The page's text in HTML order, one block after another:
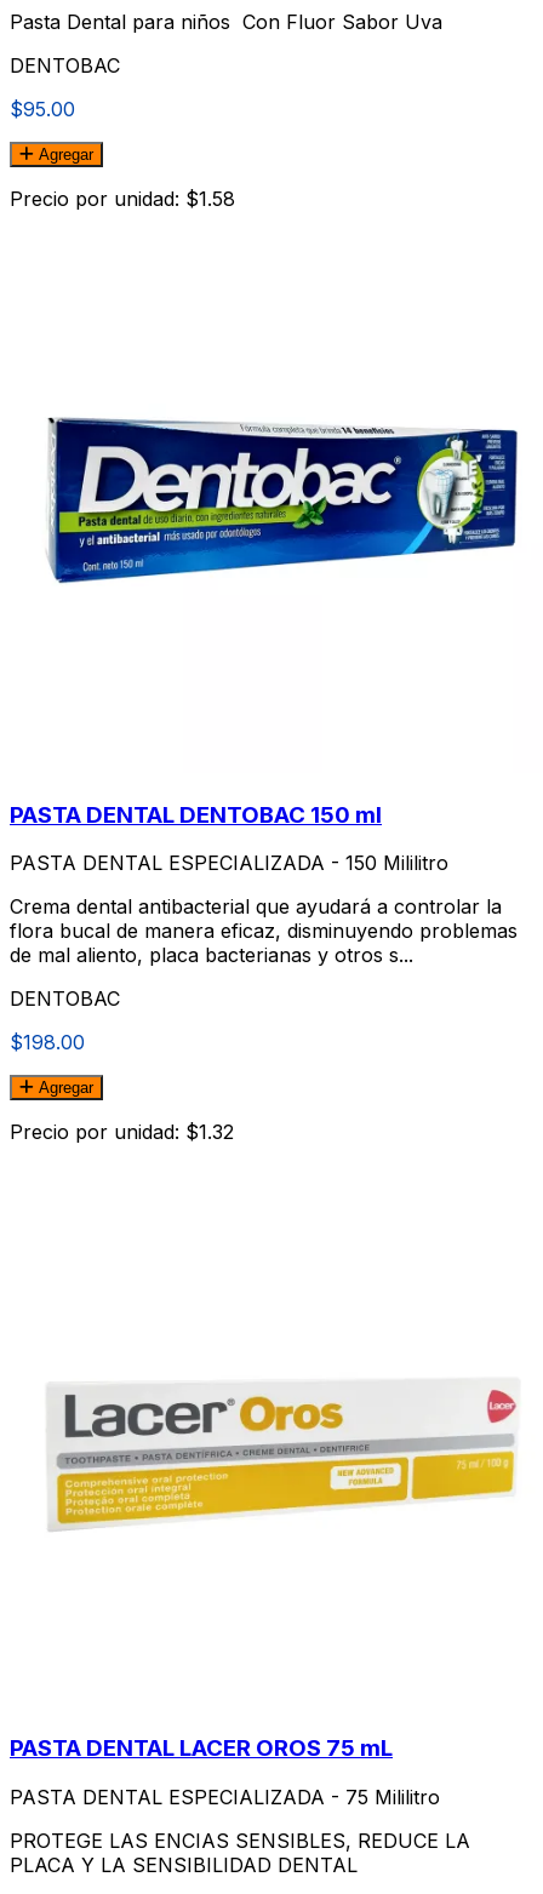
Pasta Dental para niños Con Fluor Sabor Uva
DENTOBAC
$95.00
Agregar
Precio por unidad: $1.58
PASTA DENTAL DENTOBAC 150 ml
PASTA DENTAL ESPECIALIZADA - 150 Mililitro
Crema dental antibacterial que ayudará a controlar la
flora bucal de manera eficaz, disminuyendo problemas
de mal aliento, placa bacterianas y otros s...
DENTOBAC
$198.00
Agregar
Precio por unidad: $1.32
PASTA DENTAL LACER OROS 75 mL
PASTA DENTAL ESPECIALIZADA - 75 Mililitro
PROTEGE LAS ENCIAS SENSIBLES, REDUCE LA
PLACA Y LA SENSIBILIDAD DENTAL